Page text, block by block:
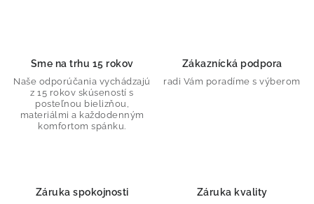
Sme na trhu 15 rokov
Naše odporúčania vychádzajú
z 15 rokov skúseností s
posteľnou bielizňou,
materiálmi a každodenným
komfortom spánku.
Zákaznícká podpora
radi Vám poradíme s výberom
Záruka spokojnosti Záruka kvality